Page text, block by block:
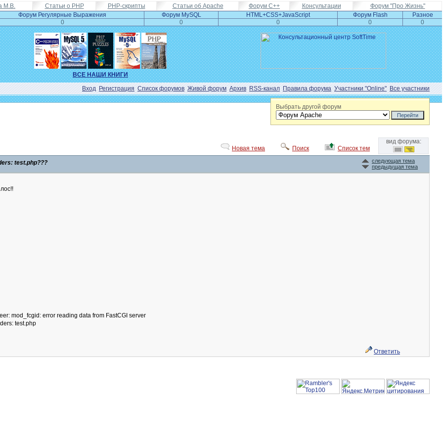
М.В. Статьи о PHP PHP-скрипты Статьи об Apache Форум С++ Консультации
Форум "Про Жизнь"
Форум Регулярные Выражения
Форум MySQL HTML+CSS+JavaScript Форум Flash
Разное
0
0 0 0 0
ВСЕ НАШИ КНИГИ
Вход Регистрация Список форумов Живой форум Архив RSS-канал Правила форума Участники "Online" Все участники
Выбрать другой форум
Новая тема Поиск Список тем
вид форума:
test.php???
следующая тема
предыдущая тема
mod_fcgid: error reading data from FastCGI server
test.php
Ответить